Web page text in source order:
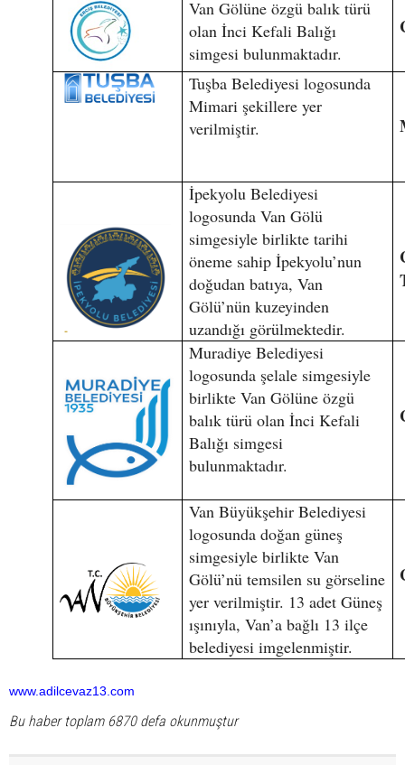
Van Gölüne özgü balık türü
olan İnci Kefali Balığı
simgesi bulunmaktadır.
Tuşba Belediyesi logosunda
Mimari şekillere yer
verilmiştir.
İpekyolu Belediyesi
logosunda Van Gölü
simgesiyle birlikte tarihi
öneme sahip İpekyolu’nun
doğudan batıya, Van
Gölü’nün kuzeyinden
uzandığı görülmektedir.
Muradiye Belediyesi
logosunda şelale simgesiyle
birlikte Van Gölüne özgü
balık türü olan İnci Kefali
Balığı simgesi
bulunmaktadır.
Van Büyükşehir Belediyesi
logosunda doğan güneş
simgesiyle birlikte Van
Gölü’nü temsilen su görseline
yer verilmiştir. 13 adet Güneş
ışınıyla, Van’a bağlı 13 ilçe
belediyesi imgelenmiştir.
www.adilcevaz13.com
Bu haber toplam 6870 defa okunmuştur